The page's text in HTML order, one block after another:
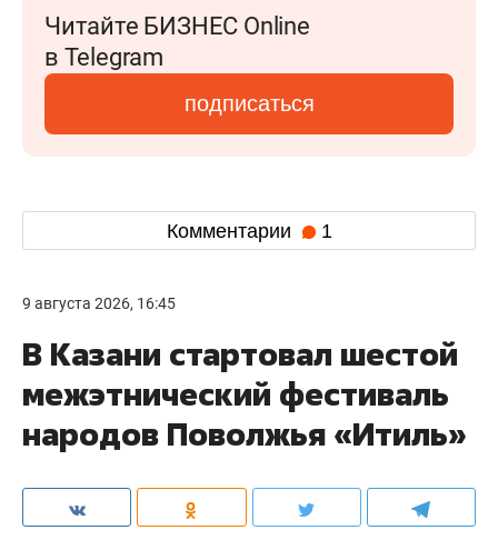
Читайте БИЗНЕС Online
в Telegram
подписаться
Комментарии 1
9 августа 2026, 16:45
В Казани стартовал шестой
межэтнический фестиваль
народов Поволжья «Итиль»